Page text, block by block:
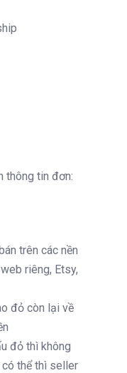
thông tin đơn:
trên các nền
riêng, Etsy,
đỏ còn lại về
đỏ thì không
có thể thì seller